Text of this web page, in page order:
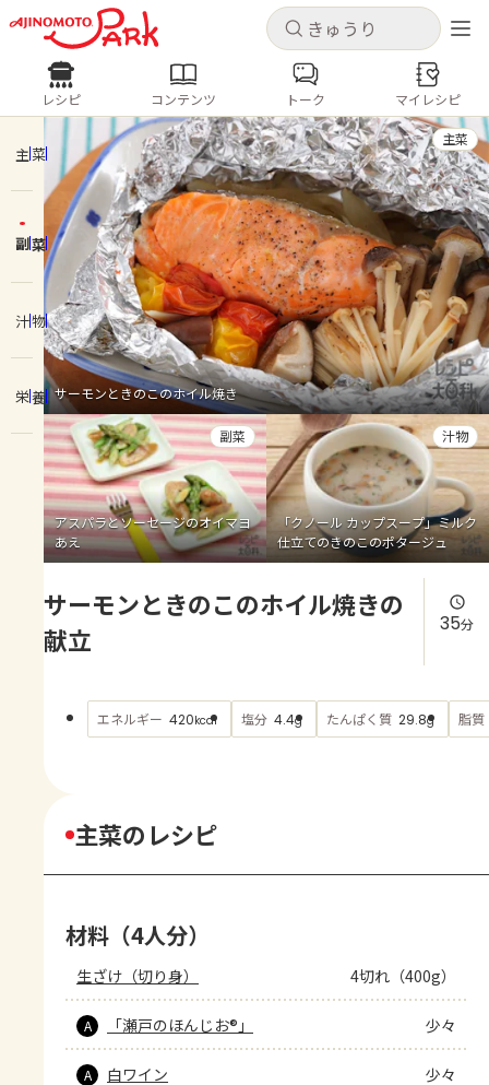
キャンセル
ログインするとレシピを保存できます
ログイン 新規登録
ホーム
コンテンツ
レシピ
トーク
よくあるお問い合わせ
お買い物
AJINOMOTO PARK とは
キャンセル
レシピ コンテンツ
人気の食材・レシピ
きゅうり なす トマト
とうもろこし
ピーマン
みょうが ゴーヤ
レシピ コンテンツ トーク マイレシピ
主菜
副菜
汁物
栄養 サーモンときのこのホイル焼き
主菜
アスパラとソーセージのオイマヨ
あえ
副菜
「クノール カップスープ」ミルク
仕立てのきのこのポタージュ
汁物
サーモンときのこのホイル焼きの
献立
35分
エネルギー 420kcal 塩分 4.4g たんぱく質 29.8g 脂質
主菜のレシピ
材料（4人分）
生ざけ（切り身） 4切れ（400g）
A 「瀬戸のほんじお®」 少々
A 白ワイン 少々